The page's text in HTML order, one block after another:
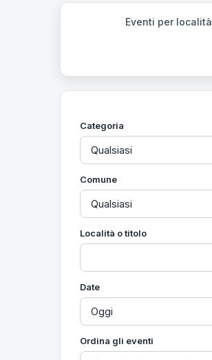
Eventi per località
Categoria
Comune
Località o titolo
Date
Ordina gli eventi